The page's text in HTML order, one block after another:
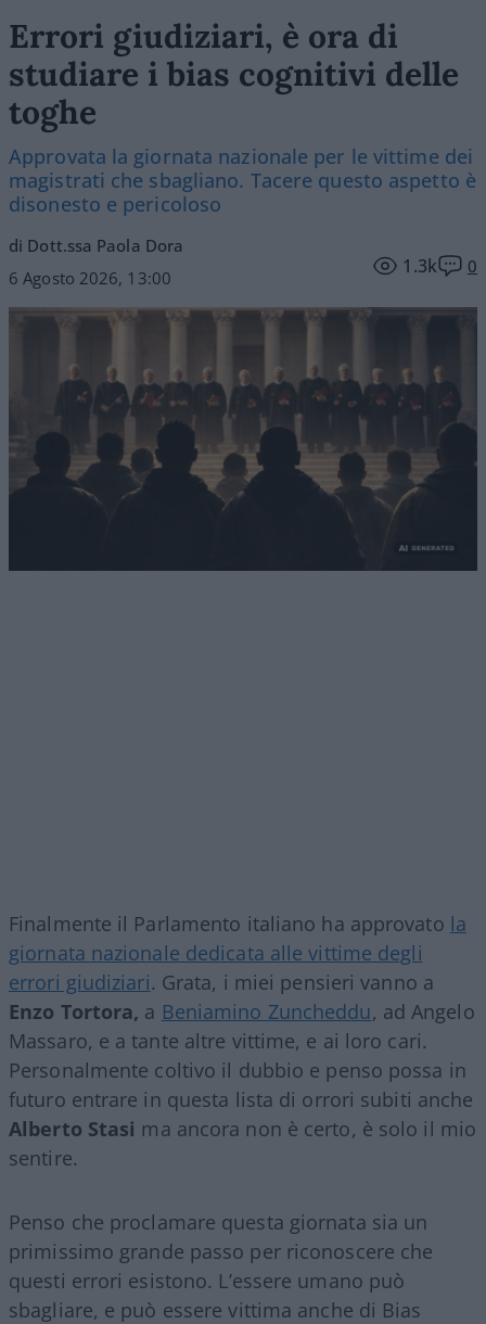
Errori giudiziari, è ora di
studiare i bias cognitivi delle
toghe
Approvata la giornata nazionale per le vittime dei
magistrati che sbagliano. Tacere questo aspetto è
disonesto e pericoloso
di Dott.ssa Paola Dora
6 Agosto 2026, 13:00
1.3k 0
Finalmente il Parlamento italiano ha approvato la
giornata nazionale dedicata alle vittime degli
errori giudiziari. Grata, i miei pensieri vanno a
Enzo Tortora, a Beniamino Zuncheddu, ad Angelo
Massaro, e a tante altre vittime, e ai loro cari.
Personalmente coltivo il dubbio e penso possa in
futuro entrare in questa lista di orrori subiti anche
Alberto Stasi ma ancora non è certo, è solo il mio
sentire.
Penso che proclamare questa giornata sia un
primissimo grande passo per riconoscere che
questi errori esistono. L’essere umano può
sbagliare, e può essere vittima anche di Bias